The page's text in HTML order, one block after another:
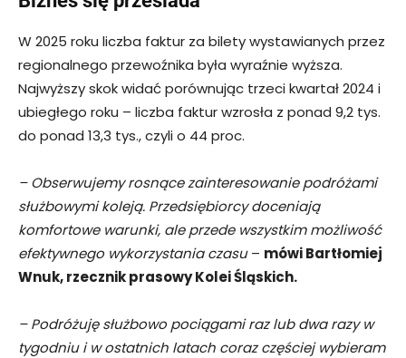
W 2025 roku liczba faktur za bilety wystawianych przez
regionalnego przewoźnika była wyraźnie wyższa.
Najwyższy skok widać porównując trzeci kwartał 2024 i
ubiegłego roku – liczba faktur wzrosła z ponad 9,2 tys.
do ponad 13,3 tys., czyli o 44 proc.
– Obserwujemy rosnące zainteresowanie podróżami
służbowymi koleją. Przedsiębiorcy doceniają
komfortowe warunki, ale przede wszystkim możliwość
efektywnego wykorzystania czasu– mówi Bartłomiej
Wnuk, rzecznik prasowy Kolei Śląskich.
– Podróżuję służbowo pociągami raz lub dwa razy w
tygodniu i w ostatnich latach coraz częściej wybieram